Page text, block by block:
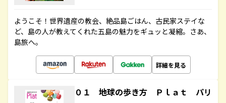
ようこそ！世界遺産の教会、絶品島ごはん、古民家ステイな
ど、島の人が教えてくれた五島の魅力をギュッと凝縮。さあ、
島旅へ。
詳細を見る
０１ 地球の歩き方 Ｐｌａｔ パリ